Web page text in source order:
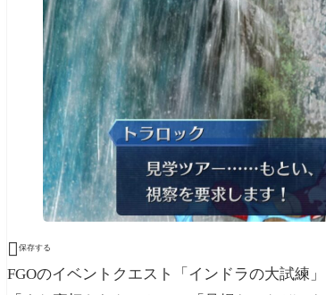
 保存する
FGOのイベントクエスト「インドラの大試練